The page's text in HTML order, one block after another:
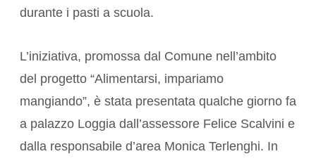
durante i pasti a scuola.
L’iniziativa, promossa dal Comune nell’ambito
del progetto “Alimentarsi, impariamo
mangiando”, è stata presentata qualche giorno fa
a palazzo Loggia dall’assessore Felice Scalvini e
dalla responsabile d’area Monica Terlenghi. In